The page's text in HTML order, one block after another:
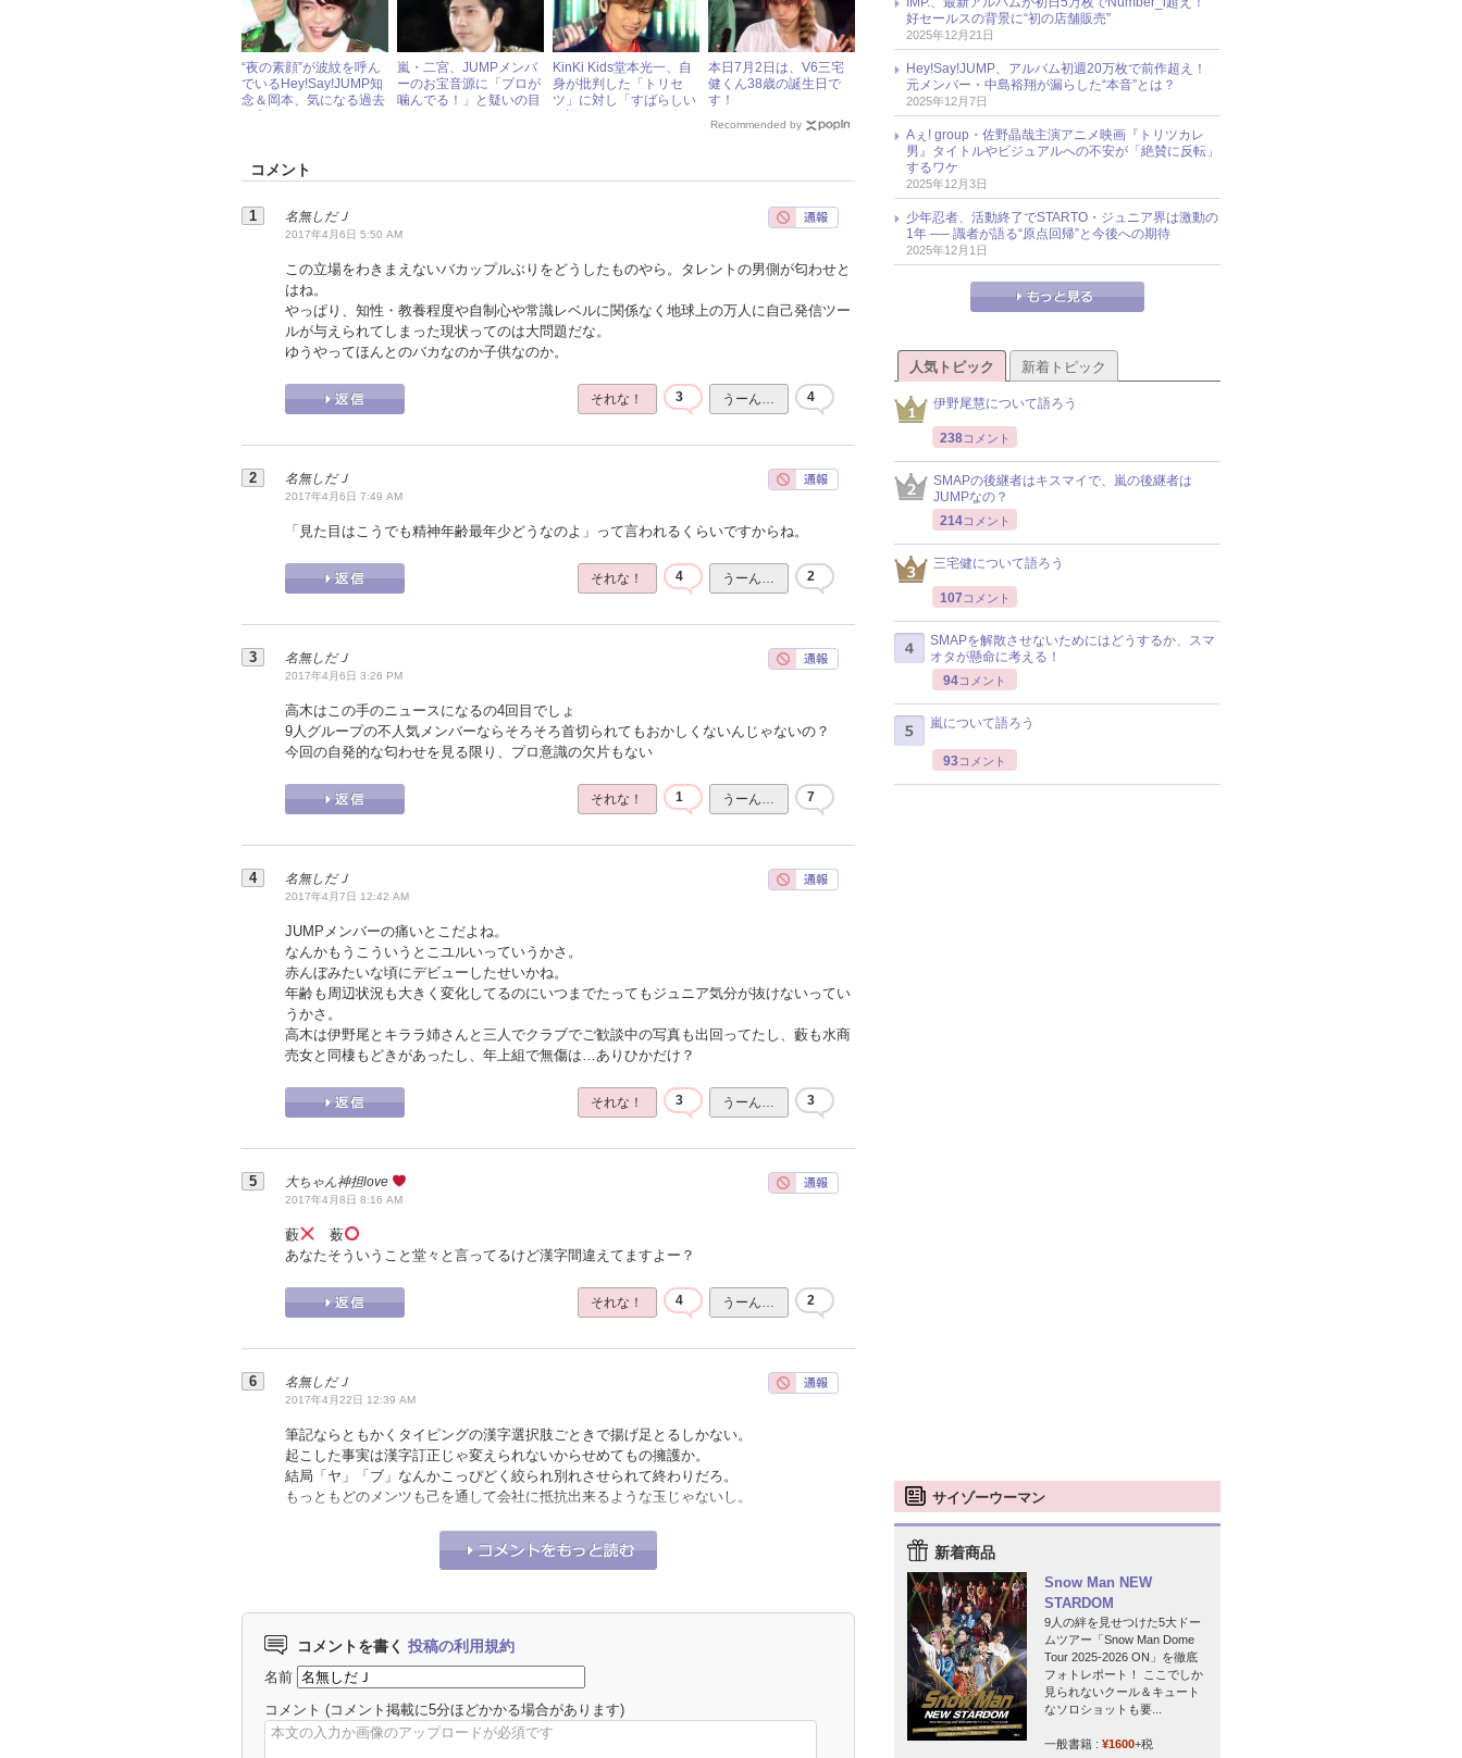
“夜の素顔”が波紋を呼ん
でいるHey!Say!JUMP知
念＆岡本、気になる過去
嵐・二宮、JUMPメンバ
ーのお宝音源に「プロが
噛んでる！」と疑いの目
KinKi Kids堂本光一、自
身が批判した「トリセ
ツ」に対し「すばらしい
本日7月2日は、V6三宅
健くん38歳の誕生日で
す！
Recommended by
コメント
名無しだＪ
2017年4月6日 5:50 AM
この立場をわきまえないバカップルぶりをどうしたものやら。タレントの男側が匂わせと
はね。
やっぱり、知性・教養程度や自制心や常識レベルに関係なく地球上の万人に自己発信ツー
ルが与えられてしまった現状ってのは大問題だな。
ゆうやってほんとのバカなのか子供なのか。
それな！ 3 うーん… 4
名無しだＪ
2017年4月6日 7:49 AM
「見た目はこうでも精神年齢最年少どうなのよ」って言われるくらいですからね。
それな！ 4 うーん… 2
名無しだＪ
2017年4月6日 3:26 PM
高木はこの手のニュースになるの4回目でしょ
9人グループの不人気メンバーならそろそろ首切られてもおかしくないんじゃないの？
今回の自発的な匂わせを見る限り、プロ意識の欠片もない
それな！ 1 うーん… 7
名無しだＪ
2017年4月7日 12:42 AM
JUMPメンバーの痛いとこだよね。
なんかもうこういうとこユルいっていうかさ。
赤んぼみたいな頃にデビューしたせいかね。
年齢も周辺状況も大きく変化してるのにいつまでたってもジュニア気分が抜けないってい
うかさ。
高木は伊野尾とキララ姉さんと三人でクラブでご歓談中の写真も出回ってたし、藪も水商
売女と同棲もどきがあったし、年上組で無傷は…ありひかだけ？
それな！ 3 うーん… 3
大ちゃん神担love
2017年4月8日 8:16 AM
藪
薮
あなたそういうこと堂々と言ってるけど漢字間違えてますよー？
それな！ 4 うーん… 2
名無しだＪ
2017年4月22日 12:39 AM
筆記ならともかくタイピングの漢字選択肢ごときで揚げ足とるしかない。
起こした事実は漢字訂正じゃ変えられないからせめてもの擁護か。
結局「ヤ」「ブ」なんかこっぴどく絞られ別れさせられて終わりだろ。
もっともどのメンツも己を通して会社に抵抗出来るような玉じゃないし。
それな！
コメントを書く 投稿の利用規約
名前
コメント (コメント掲載に5分ほどかかる場合があります)
好セールスの背景に“初の店舗販売”
2025年12月21日
Hey!Say!JUMP、アルバム初週20万枚で前作超え！
元メンバー・中島裕翔が漏らした“本音”とは？
2025年12月7日
Aぇ! group・佐野晶哉主演アニメ映画『トリツカレ
男』タイトルやビジュアルへの不安が「絶賛に反転」
するワケ
2025年12月3日
少年忍者、活動終了でSTARTO・ジュニア界は激動の
1年 ── 識者が語る“原点回帰”と今後への期待
2025年12月1日
人気トピック 新着トピック
伊野尾慧について語ろう
238コメント
SMAPの後継者はキスマイで、嵐の後継者は
JUMPなの？
214コメント
三宅健について語ろう
107 コメント
SMAPを解散させないためにはどうするか、スマ
オタが懸命に考える！
94コメント
嵐について語ろう
93コメント
サイゾーウーマン
新着商品
Snow Man NEW
STARDOM
9人の絆を見せつけた5大ドー
ムツアー「Snow Man Dome
Tour 2025-2026 ON」を徹底
フォトレポート！ ここでしか
見られないクール＆キュート
なソロショットも要...
一般書籍 : ¥1600+税